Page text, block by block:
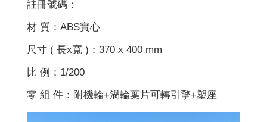
註冊號碼：
材 質：ABS實心
尺寸 ( 長x寬 )：370 x 400 mm
比 例：1/200
零 組 件：附機輪+渦輪葉片可轉引擎+塑座